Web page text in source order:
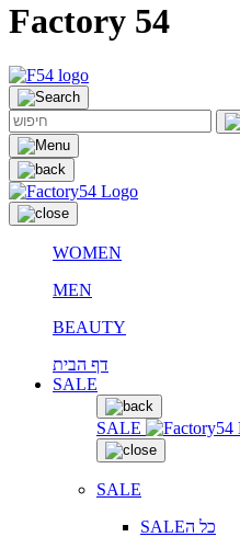
Factory 54
WOMEN
MEN
BEAUTY
דף הבית
SALE
SALE
SALE
SALEכל ה